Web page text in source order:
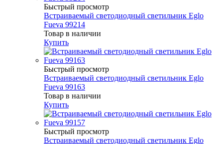
Быстрый просмотр
Встраиваемый светодиодный светильник Eglo
Fueva 99214
Товар в наличии
Купить
Быстрый просмотр
Встраиваемый светодиодный светильник Eglo
Fueva 99163
Товар в наличии
Купить
Быстрый просмотр
Встраиваемый светодиодный светильник Eglo